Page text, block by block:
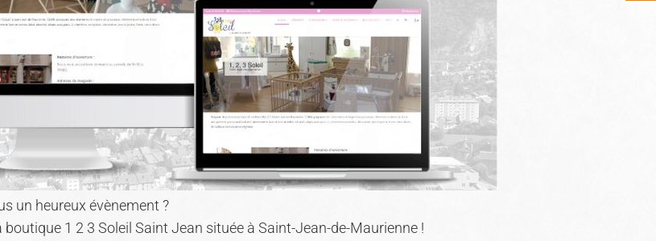
un heureux évènement ?
1 2 3 Soleil Saint Jean située à Saint-Jean-de-Maurienne​ !